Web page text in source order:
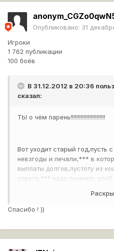
Опубликовано: 31
Игроки
1 762 публикации
100 боёв
В 31.12.2012 в 20:36
сказал:
ТЫ о чём парень!!!!!!!!!!!!!!!!!!!!!!!!
Вот уходит старый год,пусть
невзгоды и печали,*** в
выплаты долгов,пустоту из
ответа,*** надо помнить
Спасибо ! ))